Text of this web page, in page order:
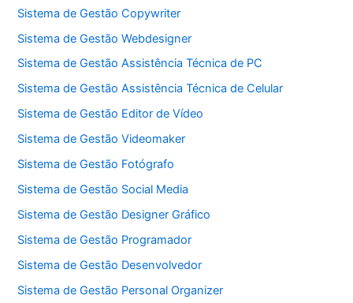
Sistema de Gestão Copywriter
Sistema de Gestão Webdesigner
Sistema de Gestão Assistência Técnica de PC
Sistema de Gestão Assistência Técnica de Celular
Sistema de Gestão Editor de Vídeo
Sistema de Gestão Videomaker
Sistema de Gestão Fotógrafo
Sistema de Gestão Social Media
Sistema de Gestão Designer Gráfico
Sistema de Gestão Programador
Sistema de Gestão Desenvolvedor
Sistema de Gestão Personal Organizer